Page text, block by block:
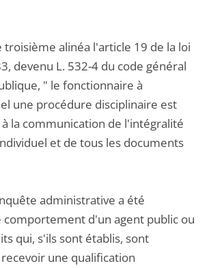
troisième alinéa l'article 19 de la loi
devenu L. 532-4 du code général
" le fonctionnaire à
une procédure disciplinaire est
la communication de l'intégralité
et de tous les documents
administrative a été
comportement d'un agent public ou
qui, s'ils sont établis, sont
une qualification